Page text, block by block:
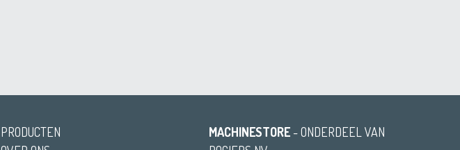
PRODUCTEN
MACHINESTORE- ONDERDEEL VAN